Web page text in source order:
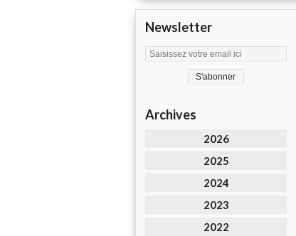
Newsletter
Archives
2026
2025
2024
2023
2022